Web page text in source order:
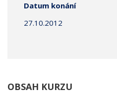
Datum konání
27.10.2012
OBSAH KURZU